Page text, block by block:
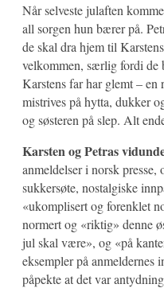
Når selveste julaften
all sorgen hun bærer på.
de skal dra hjem til
velkommen, særlig fordi de
Karstens far har glemt – en
mistrives på hytta, dukker
og søsteren på slep. Alt
Karsten og Petras
anmeldelser i norsk
sukkersøte, nostalgiske
«ukomplisert og forenklet
normert og «riktig» denne
jul skal være», og «på
eksempler på anmeldernes
påpekte at det var